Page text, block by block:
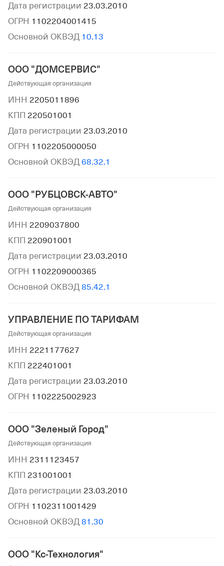
Дата регистрации 23.03.2010
ОГРН 1102204001415
Основной ОКВЭД 10.13
ООО "ДОМСЕРВИС"
Действующая организация
ИНН 2205011896
КПП 220501001
Дата регистрации 23.03.2010
ОГРН 1102205000050
Основной ОКВЭД 68.32.1
ООО "РУБЦОВСК-АВТО"
Действующая организация
ИНН 2209037800
КПП 220901001
Дата регистрации 23.03.2010
ОГРН 1102209000365
Основной ОКВЭД 85.42.1
УПРАВЛЕНИЕ ПО ТАРИФАМ
Действующая организация
ИНН 2221177627
КПП 222401001
Дата регистрации 23.03.2010
ОГРН 1102225002923
ООО "Зеленый Город"
Действующая организация
ИНН 2311123457
КПП 231001001
Дата регистрации 23.03.2010
ОГРН 1102311001429
Основной ОКВЭД 81.30
ООО "Кс-Технология"